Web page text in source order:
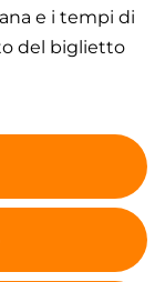
e i tempi di
del biglietto